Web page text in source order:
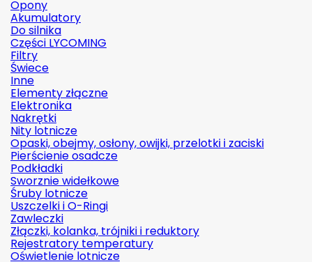
Opony
Akumulatory
Do silnika
Części LYCOMING
Filtry
Świece
Inne
Elementy złączne
Elektronika
Nakrętki
Nity lotnicze
Opaski, obejmy, osłony, owijki, przelotki i zaciski
Pierścienie osadcze
Podkładki
Sworznie widełkowe
Śruby lotnicze
Uszczelki i O-Ringi
Zawleczki
Złączki, kolanka, trójniki i reduktory
Rejestratory temperatury
Oświetlenie lotnicze